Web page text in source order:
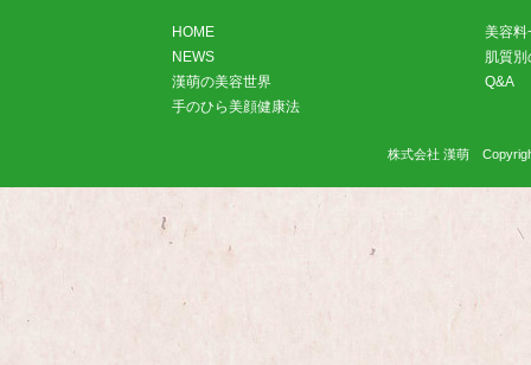
HOME
NEWS
漢萌の美容世界
手のひら美顔健康法
美容料
肌質
Q&A
株式会社 漢萌